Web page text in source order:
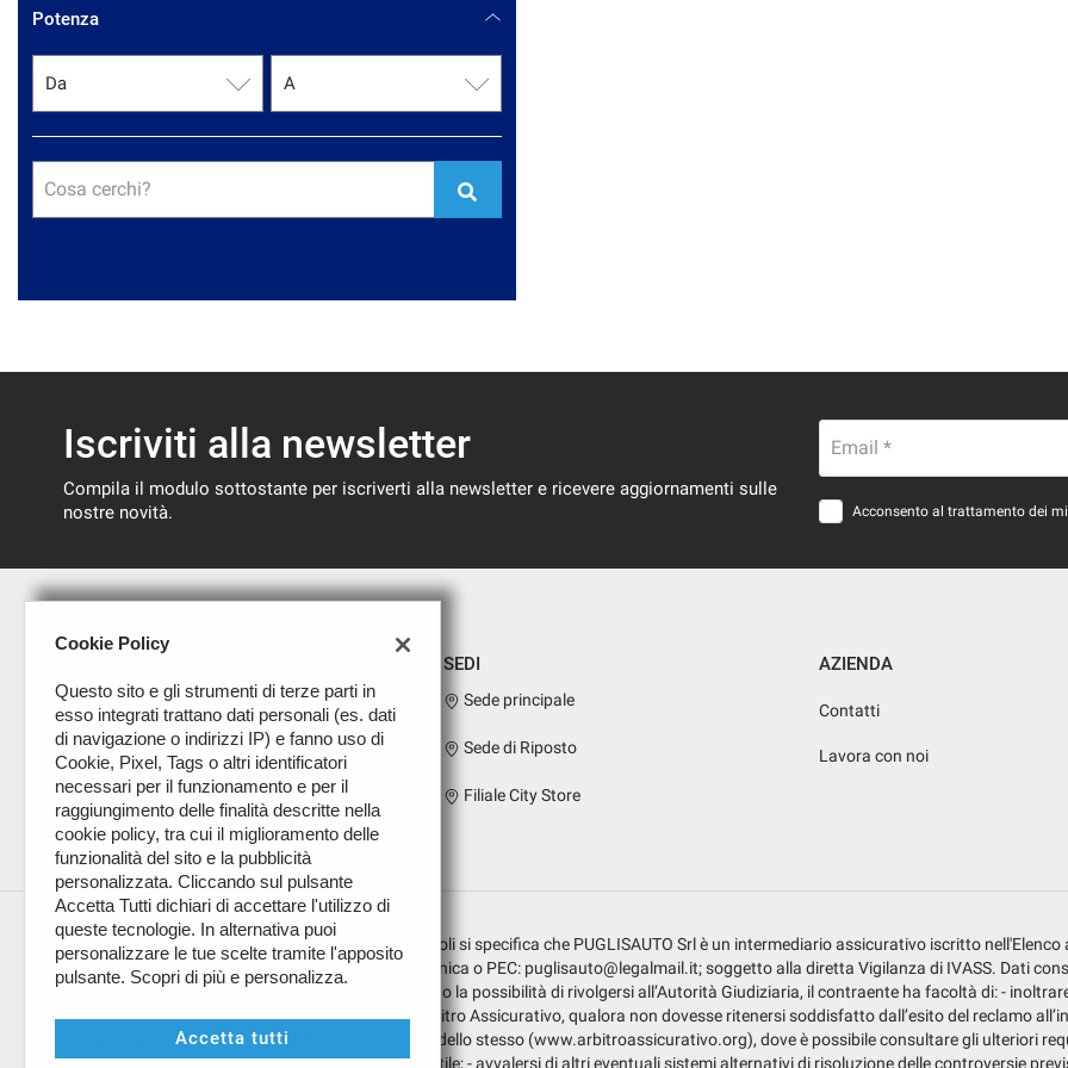
Potenza
Cosa cerchi?
Iscriviti alla newsletter
Compila il modulo sottostante per iscriverti alla newsletter e ricevere aggiornamenti sulle
nostre novità.
Email *
Acconsento al trattamento dei
SEDI
Sede principale
Sede di Riposto
Filiale City Store
AZIENDA
Contatti
Lavora con noi
Per i prodotti assicurativi sui finanziamenti dei veicoli si specifica che PUGLISAUTO Srl è un intermediario assicurativo iscritto
con numero E000269070; indirizzo di posta elettronica o PEC: puglisauto@legalmail.it; soggetto alla diretta Vigilanza di IVASS. Dati
pubblica/. Per i prodotti assicurativi, ferma restando la possibilità di rivolgersi all’Autorità Giudiziaria, il contraente ha facoltà di: -
puglisauto@legalmail.it; - presentare ricorso all’Arbitro Assicurativo, qualora non dovesse ritenersi soddisfatto dall’esito del reclamo
legge, tramite il portale disponibile sul sito internet dello stesso (www.arbitroassicurativo.org), dove è possibile consultare gli ulteriori
presentazione del ricorso e ogni altra indicazione utile; - avvalersi di altri eventuali sistemi alternativi di risoluzione delle controversie
Cookie Policy
Questo sito e gli strumenti di terze parti in
esso integrati trattano dati personali (es. dati
di navigazione o indirizzi IP) e fanno uso di
Cookie, Pixel, Tags o altri identificatori
necessari per il funzionamento e per il
raggiungimento delle finalità descritte nella
cookie policy, tra cui il miglioramento delle
funzionalità del sito e la pubblicità
personalizzata. Cliccando sul pulsante
Accetta Tutti dichiari di accettare l'utilizzo di
queste tecnologie. In alternativa puoi
personalizzare le tue scelte tramite l'apposito
pulsante. Scopri di più e personalizza.
Accetta tutti
Leggi
cookie